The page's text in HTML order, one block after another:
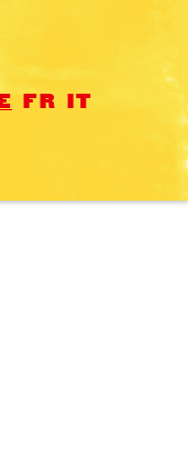
FR IT